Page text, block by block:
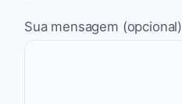
Sua mensagem (opcional)